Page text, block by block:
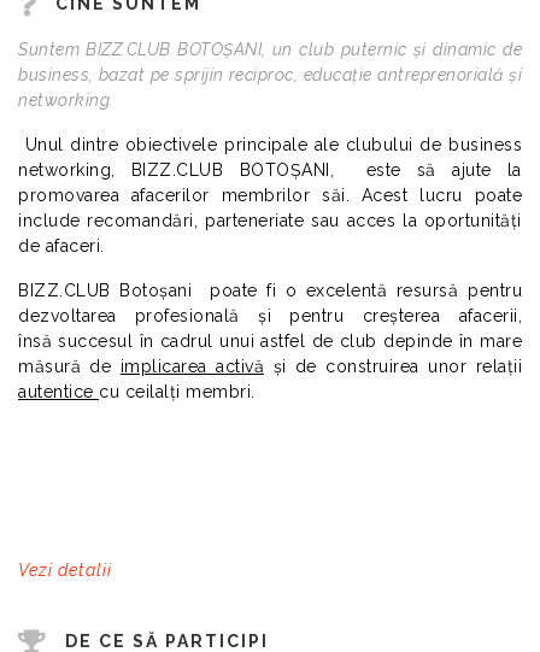
Suntem BIZZ.CLUB BOTOȘANI, un club puternic și dinamic de
business, bazat pe sprijin reciproc, educație antreprenorială și
networking.
Unul dintre obiectivele principale ale clubului de business
networking, BIZZ.CLUB BOTOȘANI, este să ajute la
promovarea afacerilor membrilor săi. Acest lucru poate
include recomandări, parteneriate sau acces la oportunități
de afaceri.
BIZZ.CLUB Botoșani poate fi o excelentă resursă pentru
dezvoltarea profesională și pentru creșterea afacerii,
însă succesul în cadrul unui astfel de club depinde în mare
măsură de implicarea activă și de construirea unor relații
autentice cu ceilalți membri.
Vezi detalii
DE CE SĂ PARTICIPI